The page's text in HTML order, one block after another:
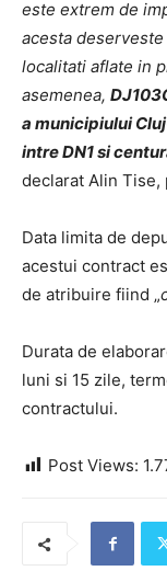
este extrem de
acesta
localitati aflate in
asemenea,
a municipiului
intre DN1 si
declarat Alin
Data limita de
acestui contract
de atribuire fiind „
Durata de
luni si 15 zile,
contractului.
Post Views: